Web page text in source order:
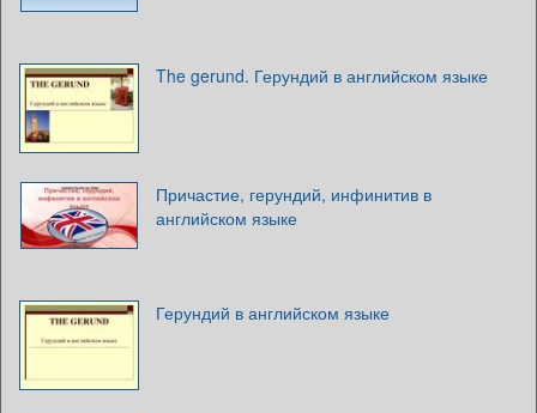
The gerund. Герундий в английском языке
Причастие, герундий, инфинитив в
английском языке
Герундий в английском языке